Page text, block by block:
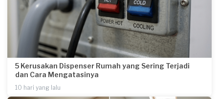
5 Kerusakan Dispenser Rumah yang Sering Terjadi
dan Cara Mengatasinya
10 hari yang lalu